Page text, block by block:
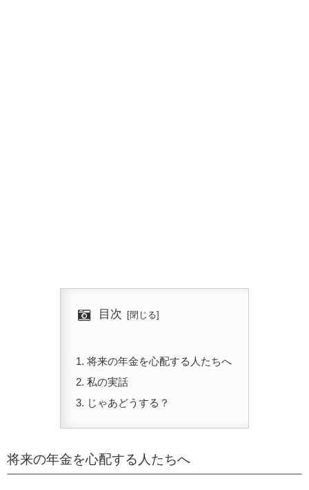
目次
将来の年金を心配する人たちへ
私の実話
じゃあどうする？
将来の年金を心配する人たちへ